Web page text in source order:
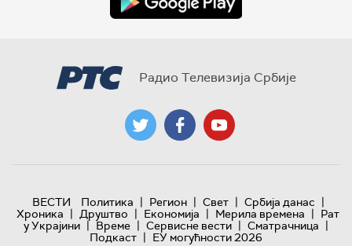
Радио Телевизија Србије
ВЕСТИ Политика | Регион | Свет | Србија данас |
Хроника | Друштво | Економија | Мерила времена | Рат
у Украјини | Време | Сервисне вести | Сматрачница |
Подкаст | ЕУ могућности 2026